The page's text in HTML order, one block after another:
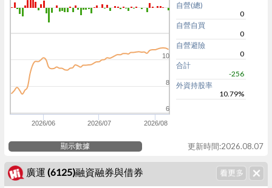
2026/06 2026/07 2026/08
6
8
10
自營(總)
0
自營自買
0
自營避險
0
合計
-256
外資持股率
10.79%
顯示數據 更新時間:2026.08.07
廣運 (6125)融資融券與借券